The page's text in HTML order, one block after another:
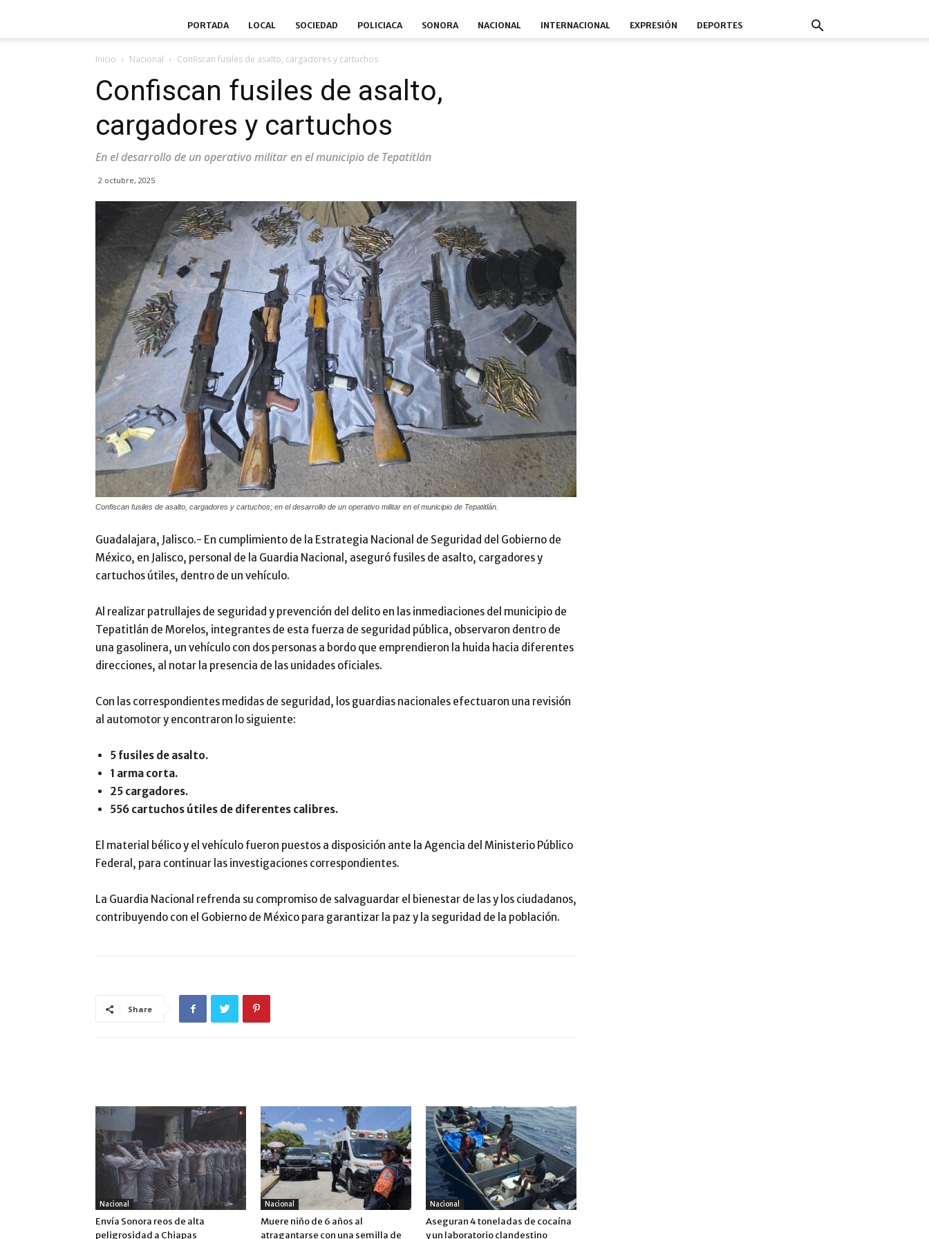
PORTADA LOCAL SOCIEDAD POLICIACA SONORA NACIONAL INTERNACIONAL EXPRESIÓN DEPORTES
Inicio Nacional Confiscan fusiles de asalto, cargadores y cartuchos
Confiscan fusiles de asalto,
cargadores y cartuchos
En el desarrollo de un operativo militar en el municipio de Tepatitlán
2 octubre, 2025
Confiscan fusiles de asalto, cargadores y cartuchos; en el desarrollo de un operativo militar en el municipio de Tepatitlán.
Guadalajara, Jalisco.- En cumplimiento de la Estrategia Nacional de Seguridad del Gobierno de
México, en Jalisco, personal de la Guardia Nacional, aseguró fusiles de asalto, cargadores y
cartuchos útiles, dentro de un vehículo.
Al realizar patrullajes de seguridad y prevención del delito en las inmediaciones del municipio de
Tepatitlán de Morelos, integrantes de esta fuerza de seguridad pública, observaron dentro de
una gasolinera, un vehículo con dos personas a bordo que emprendieron la huida hacia diferentes
direcciones, al notar la presencia de las unidades oficiales.
Con las correspondientes medidas de seguridad, los guardias nacionales efectuaron una revisión
al automotor y encontraron lo siguiente:
5 fusiles de asalto.
1 arma corta.
25 cargadores.
556 cartuchos útiles de diferentes calibres.
El material bélico y el vehículo fueron puestos a disposición ante la Agencia del Ministerio Público
Federal, para continuar las investigaciones correspondientes.
La Guardia Nacional refrenda su compromiso de salvaguardar el bienestar de las y los ciudadanos,
contribuyendo con el Gobierno de México para garantizar la paz y la seguridad de la población.
Share
Nacional
Envía Sonora reos de alta
peligrosidad a Chiapas
Nacional
Muere niño de 6 años al
atragantarse con una semilla de
Nacional
Aseguran 4 toneladas de cocaína
y un laboratorio clandestino